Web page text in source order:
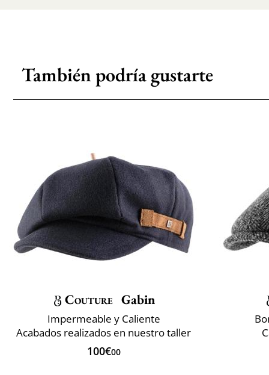
También podría gustarte
Couture Gabin
Impermeable y Caliente
Acabados realizados en nuestro taller
100€00